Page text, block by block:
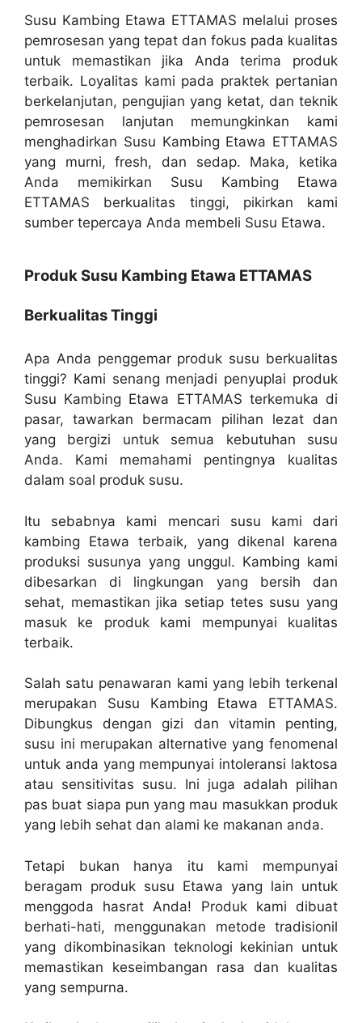
Susu Kambing Etawa ETTAMAS melalui proses
pemrosesan yang tepat dan fokus pada kualitas
untuk memastikan jika Anda terima produk
terbaik. Loyalitas kami pada praktek pertanian
berkelanjutan, pengujian yang ketat, dan teknik
pemrosesan lanjutan memungkinkan kami
menghadirkan Susu Kambing Etawa ETTAMAS
yang murni, fresh, dan sedap. Maka, ketika
Anda memikirkan Susu Kambing Etawa
ETTAMAS berkualitas tinggi, pikirkan kami
sumber tepercaya Anda membeli Susu Etawa.
Produk Susu Kambing Etawa ETTAMAS
Berkualitas Tinggi
Apa Anda penggemar produk susu berkualitas
tinggi? Kami senang menjadi penyuplai produk
Susu Kambing Etawa ETTAMAS terkemuka di
pasar, tawarkan bermacam pilihan lezat dan
yang bergizi untuk semua kebutuhan susu
Anda. Kami memahami pentingnya kualitas
dalam soal produk susu.
Itu sebabnya kami mencari susu kami dari
kambing Etawa terbaik, yang dikenal karena
produksi susunya yang unggul. Kambing kami
dibesarkan di lingkungan yang bersih dan
sehat, memastikan jika setiap tetes susu yang
masuk ke produk kami mempunyai kualitas
terbaik.
Salah satu penawaran kami yang lebih terkenal
merupakan Susu Kambing Etawa ETTAMAS.
Dibungkus dengan gizi dan vitamin penting,
susu ini merupakan alternative yang fenomenal
untuk anda yang mempunyai intoleransi laktosa
atau sensitivitas susu. Ini juga adalah pilihan
pas buat siapa pun yang mau masukkan produk
yang lebih sehat dan alami ke makanan anda.
Tetapi bukan hanya itu kami mempunyai
beragam produk susu Etawa yang lain untuk
menggoda hasrat Anda! Produk kami dibuat
berhati-hati, menggunakan metode tradisionil
yang dikombinasikan teknologi kekinian untuk
memastikan keseimbangan rasa dan kualitas
yang sempurna.